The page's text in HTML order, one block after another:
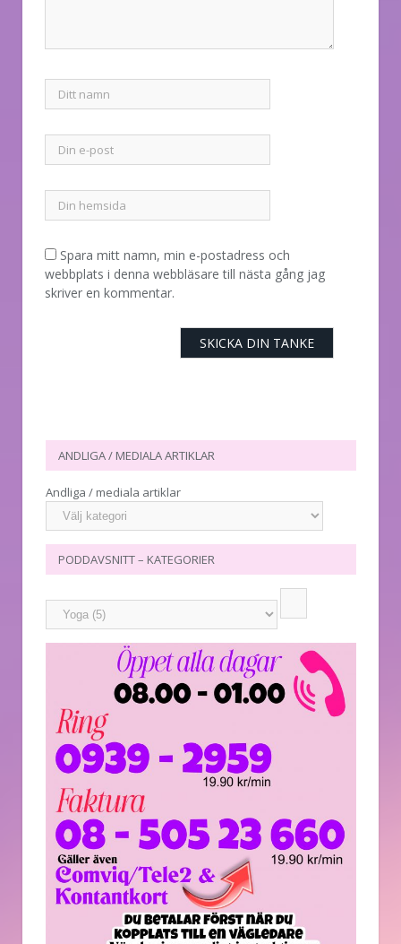
Spara mitt namn, min e-postadress och
webbplats i denna webbläsare till nästa gång jag
skriver en kommentar.
ANDLIGA / MEDIALA ARTIKLAR
Andliga / mediala artiklar
PODDAVSNITT – KATEGORIER